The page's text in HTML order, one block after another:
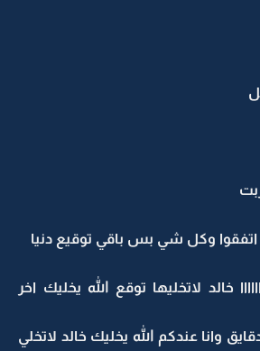
اتفقوا وكل شي بس باقي توقيع دنيا
خالد لاتخليها توقع الله يخليك اخر
وانا عندكم الله يخليك خالد لاتخلي